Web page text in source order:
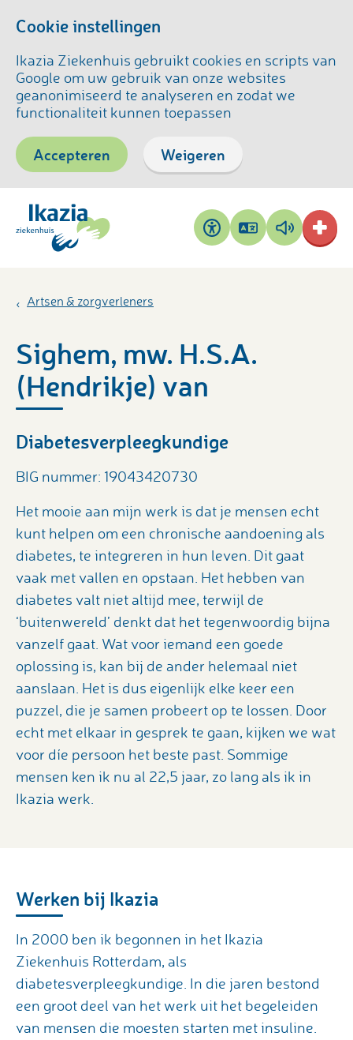
Cookie instellingen
Ikazia Ziekenhuis gebruikt cookies en scripts van
Google om uw gebruik van onze websites
geanonimiseerd te analyseren en zodat we
functionaliteit kunnen toepassen
Accepteren Weigeren
Toegankelijkheid
Pagina
vertalen
Pagina
voorlezen
Artsen & zorgverleners
Sighem, mw. H.S.A.
(Hendrikje) van
Diabetesverpleegkundige
BIG nummer: 19043420730
Het mooie aan mijn werk is dat je mensen echt
kunt helpen om een chronische aandoening als
diabetes, te integreren in hun leven. Dit gaat
vaak met vallen en opstaan. Het hebben van
diabetes valt niet altijd mee, terwijl de
‘buitenwereld’ denkt dat het tegenwoordig bijna
vanzelf gaat. Wat voor iemand een goede
oplossing is, kan bij de ander helemaal niet
aanslaan. Het is dus eigenlijk elke keer een
puzzel, die je samen probeert op te lossen. Door
echt met elkaar in gesprek te gaan, kijken we wat
voor díe persoon het beste past. Sommige
mensen ken ik nu al 22,5 jaar, zo lang als ik in
Ikazia werk.
Werken bij Ikazia
In 2000 ben ik begonnen in het Ikazia
Ziekenhuis Rotterdam, als
diabetesverpleegkundige. In die jaren bestond
een groot deel van het werk uit het begeleiden
van mensen die moesten starten met insuline.